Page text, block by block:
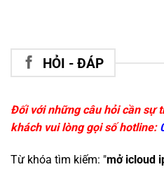
HỎI - ĐÁP
Đối với những câu hỏi cần sự
khách vui lòng gọi số hotline:
Từ khóa tìm kiếm: "mở icloud